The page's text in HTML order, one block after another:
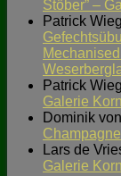
Stöber” –
Patrick
Patrick
Galerie Korn
Dominik
Lars de
Galerie Korn